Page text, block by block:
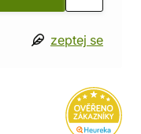
zeptej se